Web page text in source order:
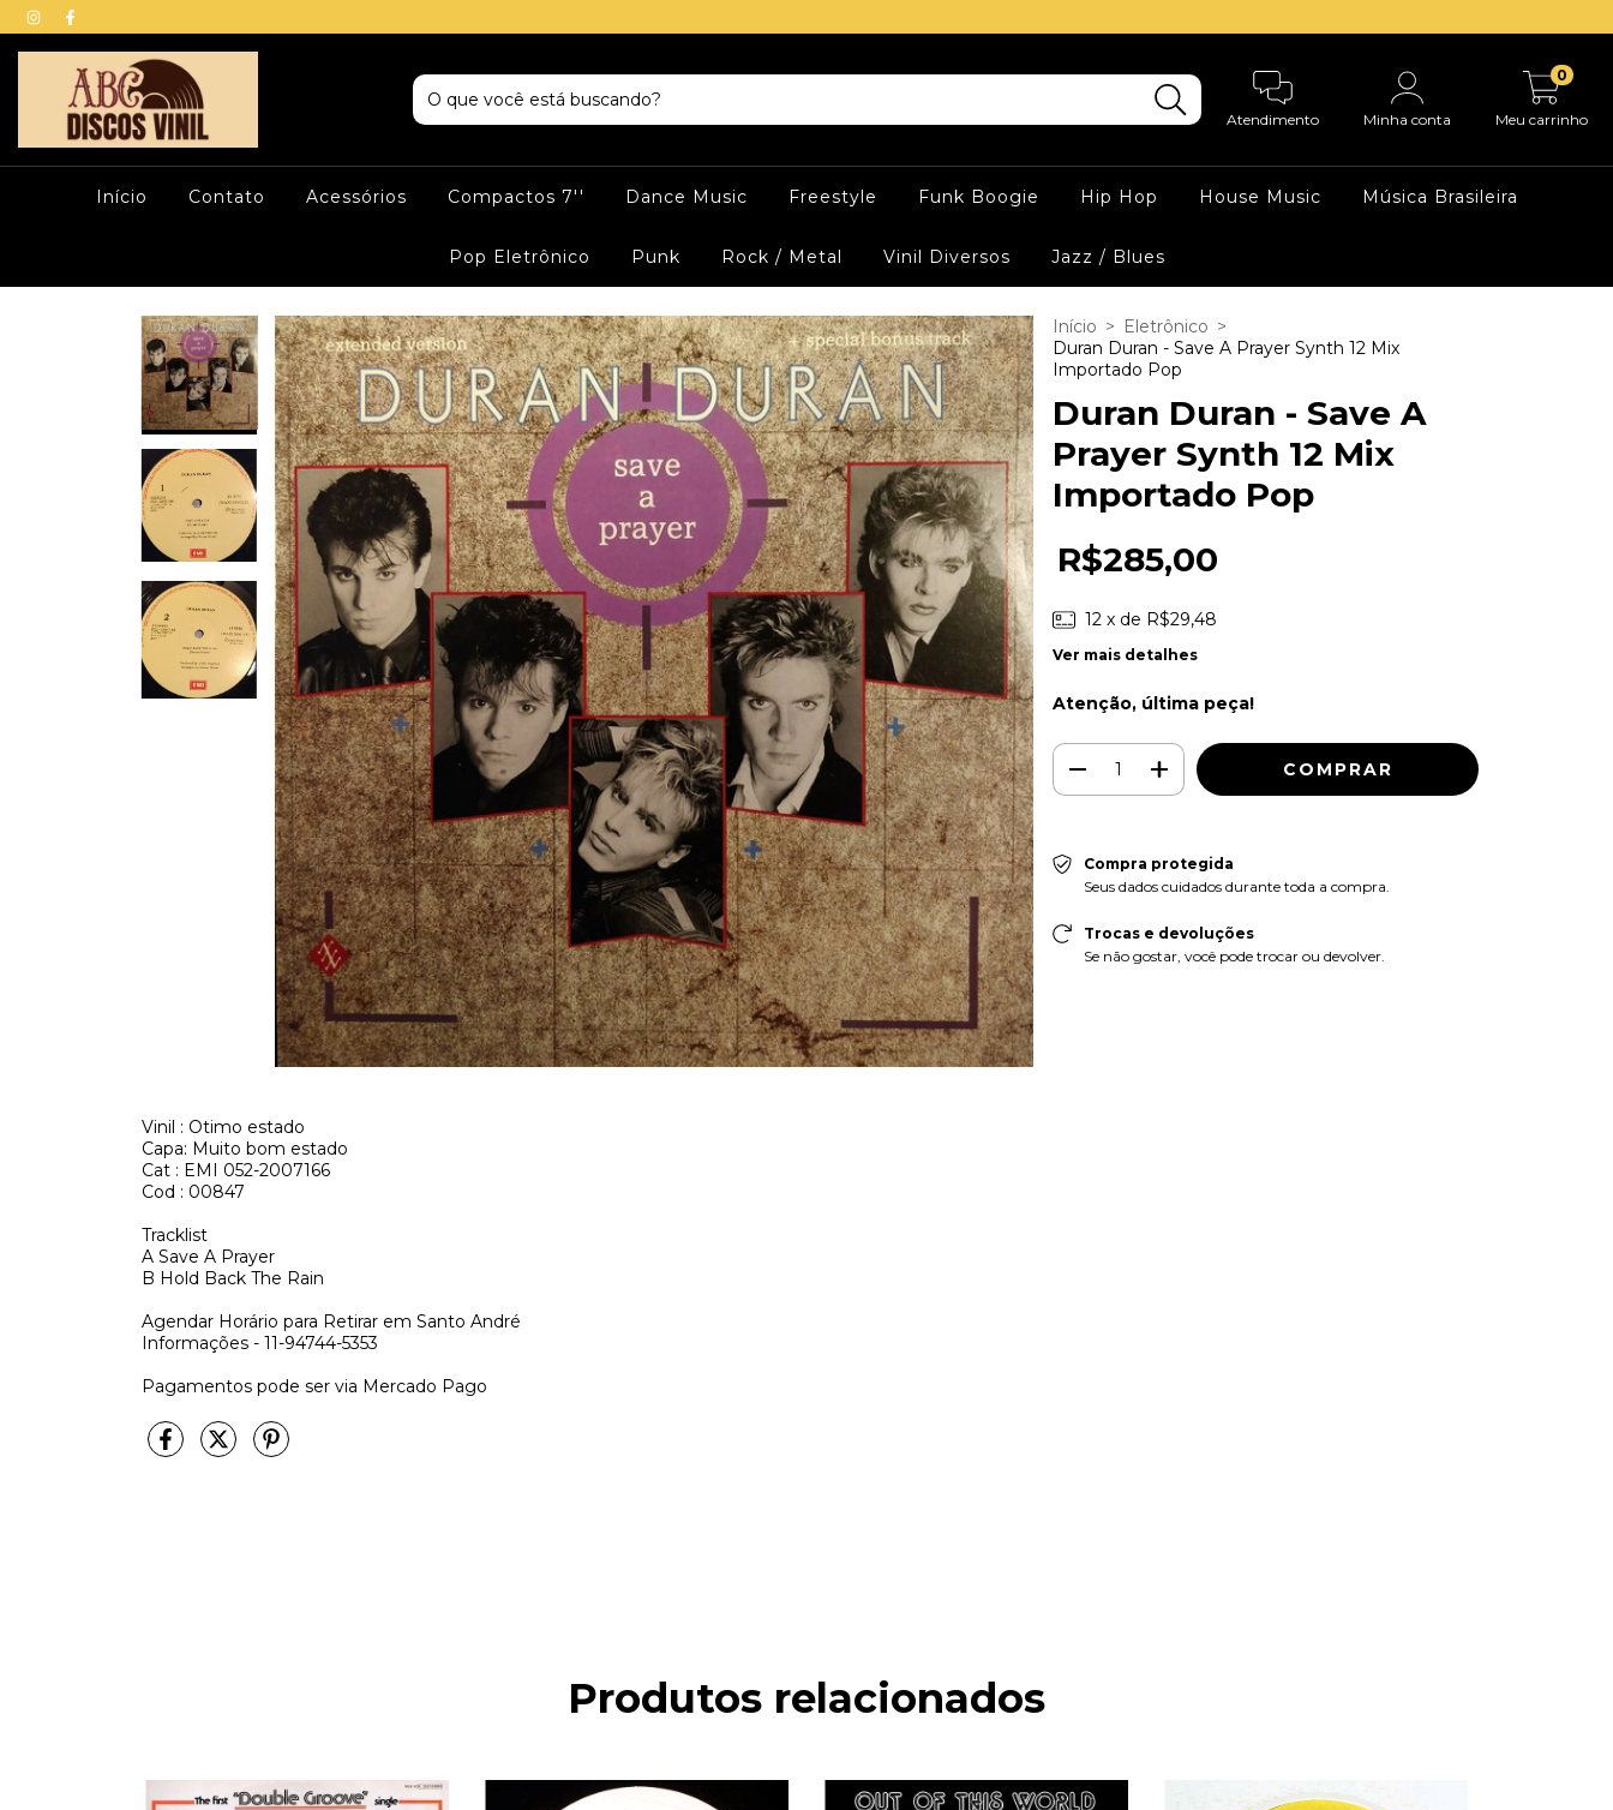
Atendimento Minha conta Meu carrinho
0
Início Contato Acessórios Compactos 7'' Dance Music Freestyle Funk Boogie Hip Hop House Music Música Brasileira
Pop Eletrônico Punk Rock / Metal Vinil Diversos Jazz / Blues
Vinil : Otimo estado
Capa: Muito bom estado
Cat : EMI 052-2007166
Cod : 00847
Tracklist
A Save A Prayer
B Hold Back The Rain
Agendar Horário para Retirar em Santo André
Informações - 11-94744-5353
Pagamentos pode ser via Mercado Pago
Início > Eletrônico >
Duran Duran - Save A Prayer Synth 12 Mix
Importado Pop
Duran Duran - Save A
Prayer Synth 12 Mix
Importado Pop
R$285,00
12 x de R$29,48
Ver mais detalhes
Atenção, última peça!
Compra protegida
Seus dados cuidados durante toda a compra.
Trocas e devoluções
Se não gostar, você pode trocar ou devolver.
Produtos relacionados